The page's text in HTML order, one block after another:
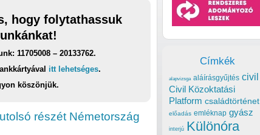
hogy folytathassuk
11705008 – 20133762.
itt lehetséges.
köszönjük.
részét Németország
Címkék
alapvizsga aláírásgyűjtés civil
Civil Közoktatási
Platform családtörténet
előadás emléknap gyász
interjú Különóra